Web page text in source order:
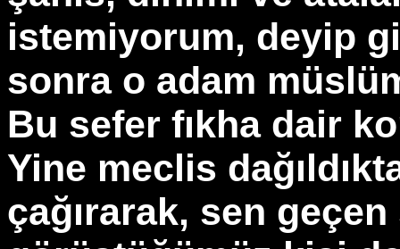
istemiyorum, deyip
sonra o adam
Bu sefer fıkha dair
Yine meclis
çağırarak, sen